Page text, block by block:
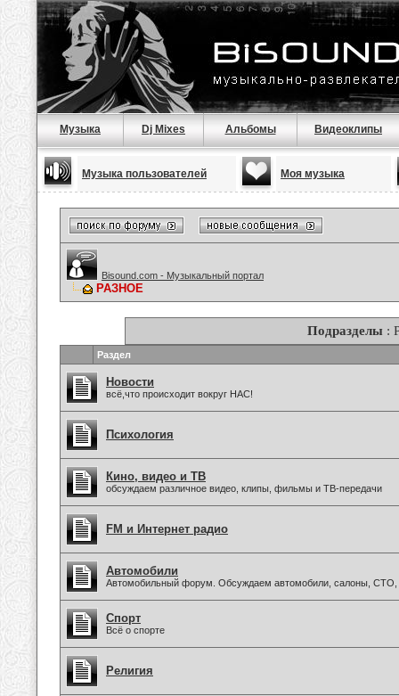
Музыка Dj Mixes Альбомы Видеоклипы
Музыка пользователей Моя музыка
Bisound.com - Музыкальный портал
РАЗНОЕ
Подразделы :
Раздел
Новости
всё,что происходит вокруг НАС!
Психология
Кино, видео и ТВ
обсуждаем различное видео, клипы, фильмы и ТВ-передачи
FM и Интернет радио
Автомобили
Автомобильный форум. Обсуждаем автомобили, салоны, СТО,
Спорт
Всё о спорте
Религия